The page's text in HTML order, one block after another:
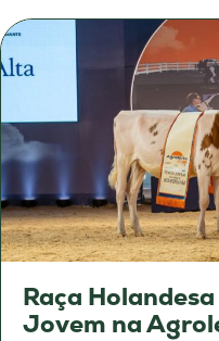
Raça
Jovem na